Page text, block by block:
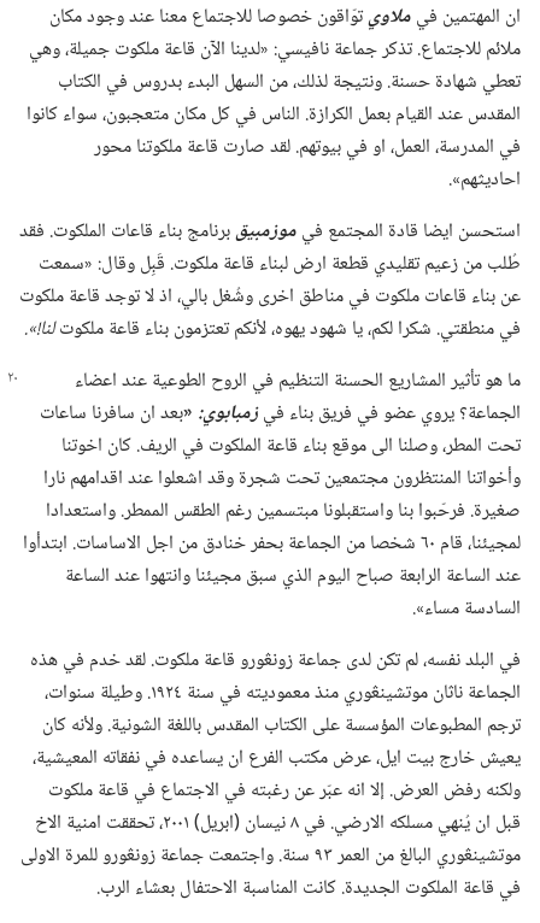
ان المهتمين فيملاويتوّاقون خصوصا للاجتماع معنا عند وجود مكان
ملائم للاجتماع.‏ تذكر جماعة نافيسي:‏ «لدينا الآن قاعة ملكوت جميلة،‏ وهي
تعطي شهادة حسنة.‏ ونتيجة لذلك،‏ من السهل البدء بدروس في الكتاب
المقدس عند القيام بعمل الكرازة.‏ الناس في كل مكان متعجبون،‏ سواء كانوا
في المدرسة،‏ العمل،‏ او في بيوتهم.‏ لقد صارت قاعة ملكوتنا محور
احاديثهم».‏
استحسن ايضا قادة المجتمع فيموزمبيقبرنامج بناء قاعات الملكوت.‏ فقد
طُلب من زعيم تقليدي قطعة ارض لبناء قاعة ملكوت.‏ قَبِل وقال:‏ «سمعت
عن بناء قاعات ملكوت في مناطق اخرى وشُغل بالي،‏ اذ لا توجد قاعة ملكوت
في منطقتي.‏ شكرا لكم،‏ يا شهود يهوه،‏ لأنكم تعتزمون بناء قاعة ملكوتلنا!‏».‏
ما هو تأثير المشاريع الحسنة التنظيم في الروح الطوعية عند اعضاء
الجماعة؟‏ يروي عضو في فريق بناء فيزمبابوي:‏ «‏بعد ان سافرنا ساعات
تحت المطر،‏ وصلنا الى موقع بناء قاعة الملكوت في الريف.‏ كان اخوتنا
وأخواتنا المنتظرون مجتمعين تحت شجرة وقد اشعلوا عند اقدامهم نارا
صغيرة.‏ فرحّبوا بنا واستقبلونا مبتسمين رغم الطقس الممطر.‏ واستعدادا
لمجيئنا،‏ قام ٦٠ شخصا من الجماعة بحفر خنادق من اجل الاساسات.‏ ابتدأوا
عند الساعة الرابعة صباح اليوم الذي سبق مجيئنا وانتهوا عند الساعة
السادسة مساء».‏
في البلد نفسه،‏ لم تكن لدى جماعة زونڠورو قاعة ملكوت.‏ لقد خدم في هذه
الجماعة ناثان موتشينڠوري منذ معموديته في سنة ١٩٢٤.‏ وطيلة سنوات،‏
ترجم المطبوعات المؤسسة على الكتاب المقدس باللغة الشونية.‏ ولأنه كان
يعيش خارج بيت ايل،‏ عرض مكتب الفرع ان يساعده في نفقاته المعيشية،‏
ولكنه رفض العرض.‏ إلا انه عبّر عن رغبته في الاجتماع في قاعة ملكوت
قبل ان يُنهي مسلكه الارضي.‏ في ٨ نيسان (‏ابريل)‏ ٢٠٠١،‏ تحققت امنية الاخ
موتشينڠوري البالغ من العمر ٩٣ سنة.‏ واجتمعت جماعة زونڠورو للمرة الاولى
في قاعة الملكوت الجديدة.‏ كانت المناسبة الاحتفال بعشاء الرب.‏